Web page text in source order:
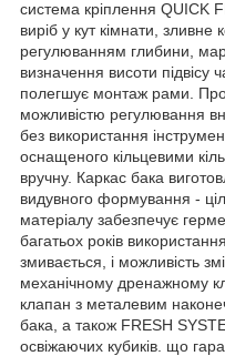
система кріплення QUICK
виріб у кут кімнати, зливне
регулюванням глибини,
визначення висоти підвісу
полегшує монтаж рами.
можливістю регулювання
без використання
оснащеного кільцевими
вручну. Каркас бака
видувного формування -
матеріалу забезпечує
багатьох років
змивається, і можливість
механічному дренажному
клапан з металевим
бака, а також FRESH
освіжаючих кубиків. що